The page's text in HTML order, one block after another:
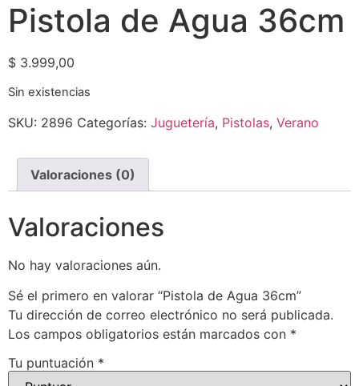
Pistola de Agua 36cm
$ 3.999,00
Sin existencias
SKU: 2896 Categorías: Juguetería, Pistolas, Verano
Valoraciones (0)
Valoraciones
No hay valoraciones aún.
Sé el primero en valorar “Pistola de Agua 36cm”
Tu dirección de correo electrónico no será publicada.
Los campos obligatorios están marcados con *
Tu puntuación *